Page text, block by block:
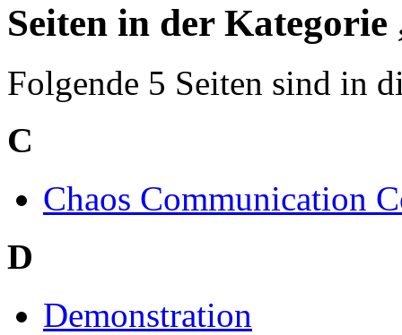
Seiten in der Kategorie
Folgende 5 Seiten sind in
C
Chaos Communication
D
Demonstration